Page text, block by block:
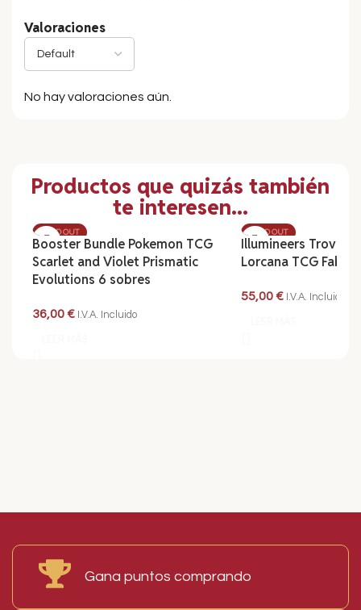
Valoraciones
No hay valoraciones aún.
Productos que quizás también
te interesen...
SOLD OUT
Booster Bundle Pokemon TCG
Scarlet and Violet Prismatic
Evolutions 6 sobres
36,00€ I.V.A. Incluido
SOLD OUT
Illumineers Trove
Lorcana TCG
55,00€ I.V.A. Incluido
Gana puntos comprando